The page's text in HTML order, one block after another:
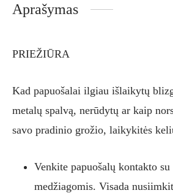
Aprašymas
PRIEŽIŪRA
Kad papuošalai ilgiau išlaikytų
metalų spalvą, nerūdytų ar kaip
savo pradinio grožio, laikykitės
Venkite papuošalų kontakto
medžiagomis. Visada